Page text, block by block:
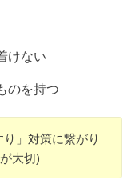
けない
のを持つ
」対策に繋がり
大切)